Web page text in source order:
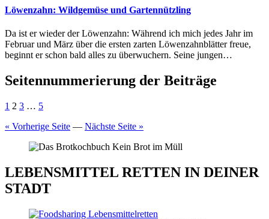
Löwenzahn: Wildgemüse und Gartennützling
Da ist er wieder der Löwenzahn: Während ich mich jedes Jahr im
Februar und März über die ersten zarten Löwenzahnblätter freue,
beginnt er schon bald alles zu überwuchern. Seine jungen…
Seitennummerierung der Beiträge
1 2 3 … 5
« Vorherige Seite — Nächste Seite »
LEBENSMITTEL RETTEN IN DEINER
STADT